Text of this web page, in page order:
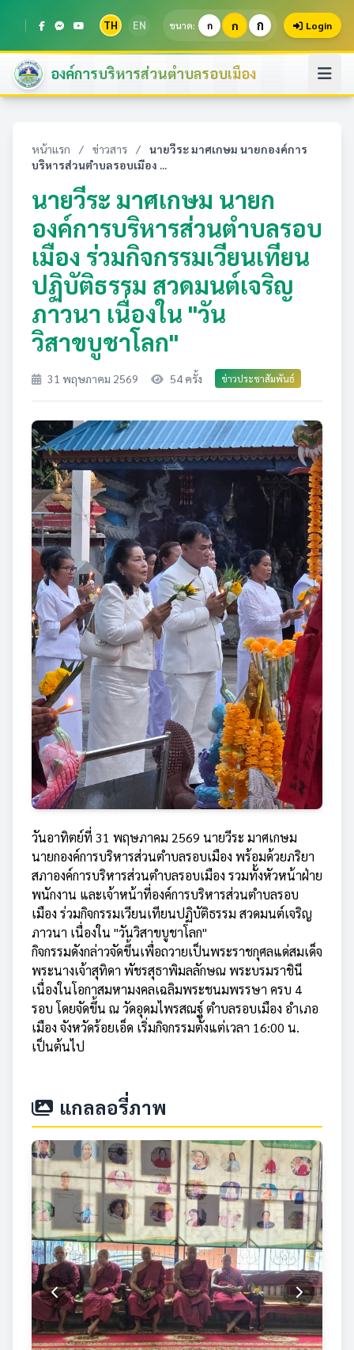
TH EN ขนาด: ก ก ก Login
องค์การบริหารส่วนตำบลรอบเมือง
หน้าแรก / ข่าวสาร /
นายวีระ มาศเกษม นายกองค์การ
บริหารส่วนตำบลรอบเมือง ...
นายวีระ มาศเกษม นายก
องค์การบริหารส่วนตำบลรอบ
เมือง ร่วมกิจกรรมเวียนเทียน
ปฏิบัติธรรม สวดมนต์เจริญ
ภาวนา เนื่องใน "วัน
วิสาขบูชาโลก"
31 พฤษภาคม 2569 54 ครั้ง ข่าวประชาสัมพันธ์
วันอาทิตย์ที่ 31 พฤษภาคม 2569 นายวีระ มาศเกษม
นายกองค์การบริหารส่วนตำบลรอบเมือง พร้อมด้วยภริยา
สภาองค์การบริหารส่วนตำบลรอบเมือง รวมทั้งหัวหน้าฝ่าย
พนักงาน และเจ้าหน้าที่องค์การบริหารส่วนตำบลรอบ
เมือง ร่วมกิจกรรมเวียนเทียนปฏิบัติธรรม สวดมนต์เจริญ
ภาวนา เนื่องใน "วันวิสาขบูชาโลก"
​กิจกรรมดังกล่าวจัดขึ้นเพื่อถวายเป็นพระราชกุศลแด่สมเด็จ
พระนางเจ้าสุทิดา พัชรสุธาพิมลลักษณ พระบรมราชินี
เนื่องในโอกาสมหามงคลเฉลิมพระชนมพรรษา ครบ 4
รอบ โดยจัดขึ้น ณ วัดอุดมไพรสณฐ์ ตำบลรอบเมือง อำเภอ
เมือง จังหวัดร้อยเอ็ด เริ่มกิจกรรมตั้งแต่เวลา 16:00 น.
เป็นต้นไป
แกลลอรี่ภาพ